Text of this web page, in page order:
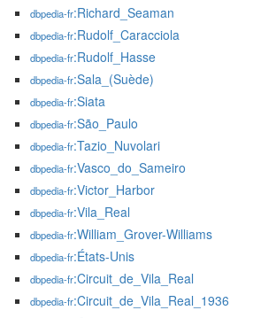
dbpedia-fr:Richard_Seaman
dbpedia-fr:Rudolf_Caracciola
dbpedia-fr:Rudolf_Hasse
dbpedia-fr:Sala_(Suède)
dbpedia-fr:Siata
dbpedia-fr:São_Paulo
dbpedia-fr:Tazio_Nuvolari
dbpedia-fr:Vasco_do_Sameiro
dbpedia-fr:Victor_Harbor
dbpedia-fr:Vila_Real
dbpedia-fr:William_Grover-Williams
dbpedia-fr:États-Unis
dbpedia-fr:Circuit_de_Vila_Real
dbpedia-fr:Circuit_de_Vila_Real_1936